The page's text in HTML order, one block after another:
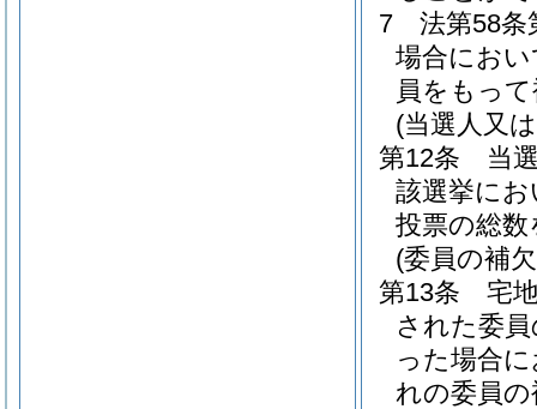
7
法第58
場合にお
員をもっ
(当選人又
第12条
当
該選挙に
投票の総
(委員の補
第13条
宅
された委
った場合
れの委員